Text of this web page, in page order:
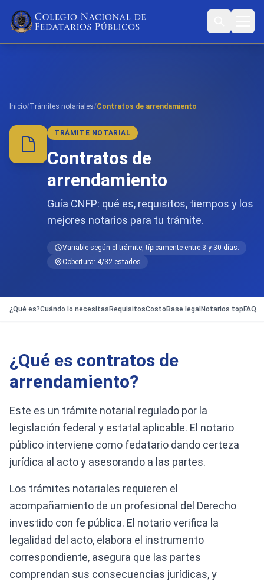
Inicio/Trámites notariales/Contratos de arrendamiento
TRÁMITE NOTARIAL
Contratos de
arrendamiento
Guía CNFP: qué es, requisitos, tiempos y los
mejores notarios para tu trámite.
Variable según el trámite, típicamente entre 3 y 30 días.
Cobertura: 4/32 estados
¿Qué es?Cuándo lo necesitas RequisitosCosto Base legal Notarios top FAQ
¿Qué es contratos de
arrendamiento?
Este es un trámite notarial regulado por la
legislación federal y estatal aplicable. El notario
público interviene como fedatario dando certeza
jurídica al acto y asesorando a las partes.
Los trámites notariales requieren el
acompañamiento de un profesional del Derecho
investido con fe pública. El notario verifica la
legalidad del acto, elabora el instrumento
correspondiente, asegura que las partes
comprendan sus consecuencias jurídicas, y